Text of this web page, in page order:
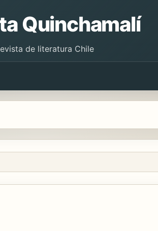
Quinchamalí
de literatura Chile